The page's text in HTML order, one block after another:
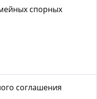
спорных
соглашения